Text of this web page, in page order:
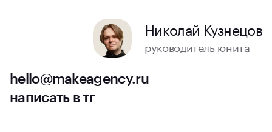
Николай Кузнецов
руководитель юнита
hello@makeagency.ru
написать в тг